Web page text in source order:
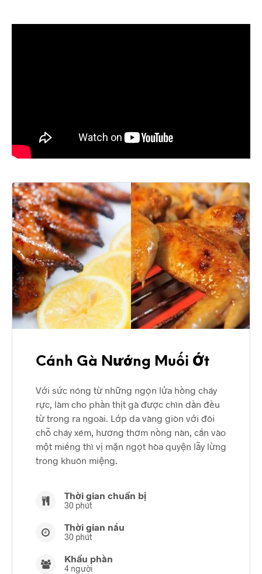
Cánh Gà Nướng Muối Ớt
Với sức nóng từ những ngọn lửa hồng cháy
rực, làm cho phần thịt gà được chìn dần đều
từ trong ra ngoài. Lớp da vàng giòn với đôi
chỗ cháy xém, hương thơm nồng nàn, cắn vào
một miếng thì vị mặn ngọt hòa quyện lẫy lừng
trong khuôn miệng.
Thời gian chuẩn bị
30 phút
Thời gian nấu
30 phút
Khẩu phần
4 người